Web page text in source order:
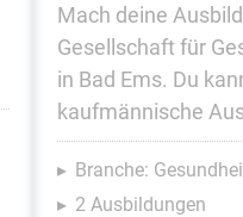
Mach deine
Gesellschaft für
in Bad Ems. Du
kaufmännische
Branche:
2 Ausbildungen